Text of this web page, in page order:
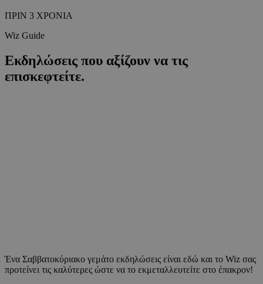
ΠΡΙΝ 3 ΧΡΟΝΙΑ
Wiz Guide
Εκδηλώσεις που αξίζουν να τις
επισκεφτείτε.
Ένα Σαββατοκύριακο γεμάτο εκδηλώσεις είναι εδώ και το Wiz σας
προτείνει τις καλύτερες ώστε να το εκμεταλλευτείτε στο έπακρον!